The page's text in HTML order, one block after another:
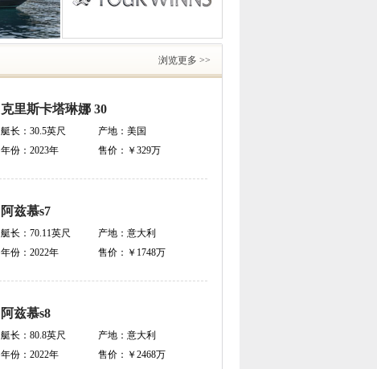
浏览更多 >>
克里斯卡塔琳娜 30
艇长： 30.5英尺 产地： 美国
年份： 2023年 售价： ￥329万
阿兹慕s7
艇长： 70.11英尺 产地： 意大利
年份： 2022年 售价： ￥1748万
阿兹慕s8
艇长： 80.8英尺 产地： 意大利
年份： 2022年 售价： ￥2468万